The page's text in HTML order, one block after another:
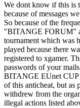
We dont know if this is
because of messages
So because of the
"BITANGE FORUM"
tournament which was
played because there
registered to xgamer.
passwords of your
BITANGE EUnet CUP
of this anticheat, but as
withdrew from the
illegal actions listed